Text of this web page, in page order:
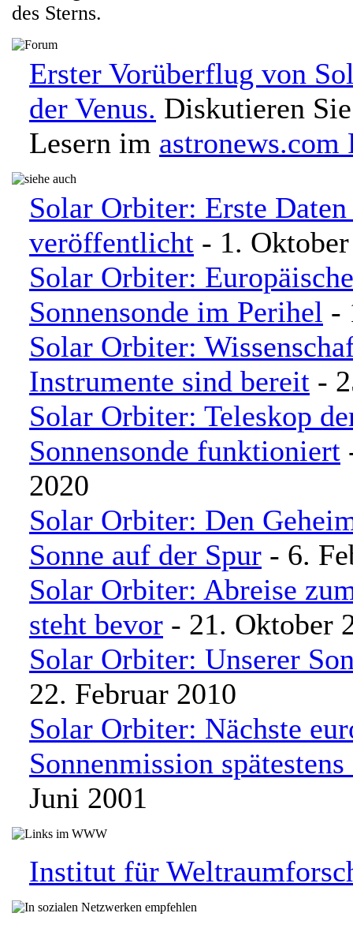
des Sterns.
Erster Vorüberflug von
der Venus. Diskutieren
Lesern im astronews.com
Solar Orbiter: Erste
veröffentlicht - 1.
Solar Orbiter: Europäische
Sonnensonde im Perihel -
Solar Orbiter:
Instrumente sind bereit -
Solar Orbiter: Teleskop
Sonnensonde funktioniert
2020
Solar Orbiter: Den
Sonne auf der Spur - 6.
Solar Orbiter: Abreise
steht bevor - 21. Oktober
Solar Orbiter: Unserer
22. Februar 2010
Solar Orbiter: Nächste
Sonnenmission
Juni 2001
Institut für